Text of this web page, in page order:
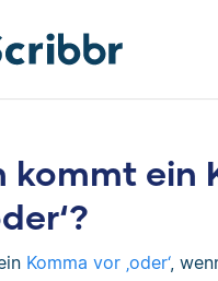
kommt ein
Komma vor ‚oder‘,